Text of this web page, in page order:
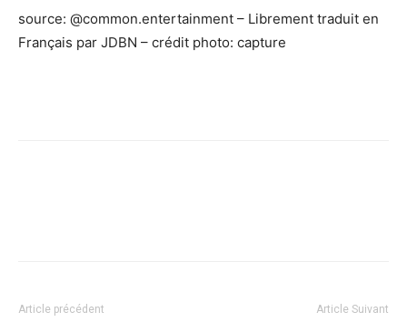
source: @common.entertainment – Librement traduit en
Français par JDBN – crédit photo: capture
Article précédent Article Suivant